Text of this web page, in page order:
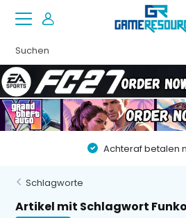
Achteraf betalen
Schlagworte
Artikel mit Schlagwort